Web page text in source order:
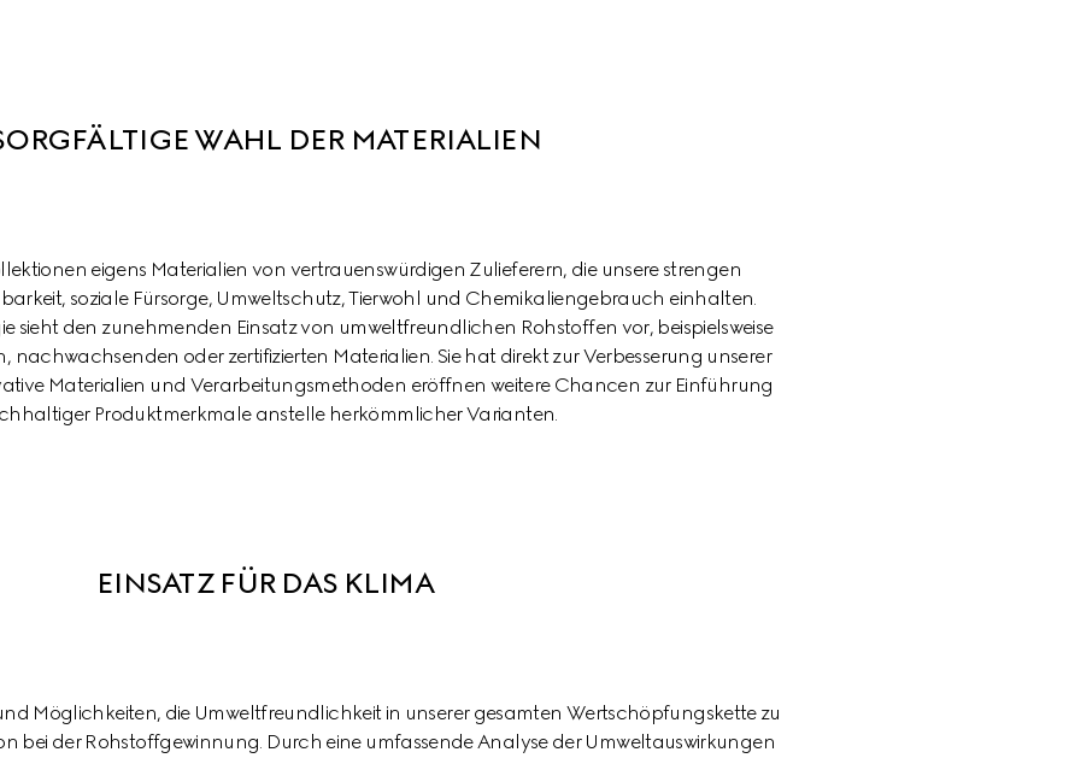
WAHL DER MATERIALIEN
eigens Materialien von vertrauenswürdigen Zulieferern, die unsere strengen
soziale Fürsorge, Umweltschutz, Tierwohl und Chemikaliengebrauch einhalten.
sieht den zunehmenden Einsatz von umweltfreundlichen Rohstoffen vor, beispielsweise
nachwachsenden oder zertifizierten Materialien. Sie hat direkt zur Verbesserung unserer
Materialien und Verarbeitungsmethoden eröffnen weitere Chancen zur Einführung
Produktmerkmale anstelle herkömmlicher Varianten.
EINSATZ FÜR DAS KLIMA
Möglichkeiten, die Umweltfreundlichkeit in unserer gesamten Wertschöpfungskette zu
bei der Rohstoffgewinnung. Durch eine umfassende Analyse der Umweltauswirkungen